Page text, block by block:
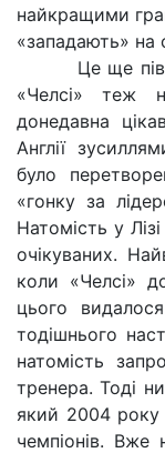
найкращими
«западають» на
Це ще
«Челсі» теж
донедавна
Англії
було
«гонку за
Натомість у
очікуваних.
коли «Челсі»
цього
тодішнього
натомість
тренера. Тоді
який 2004 року
чемпіонів. Вже